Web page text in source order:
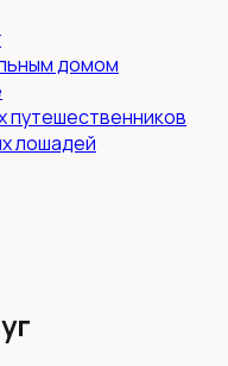
домом
путешественников
лошадей